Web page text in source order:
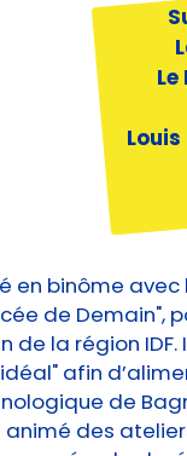
en binôme avec
de Demain",
de la région
afin
de
animé des